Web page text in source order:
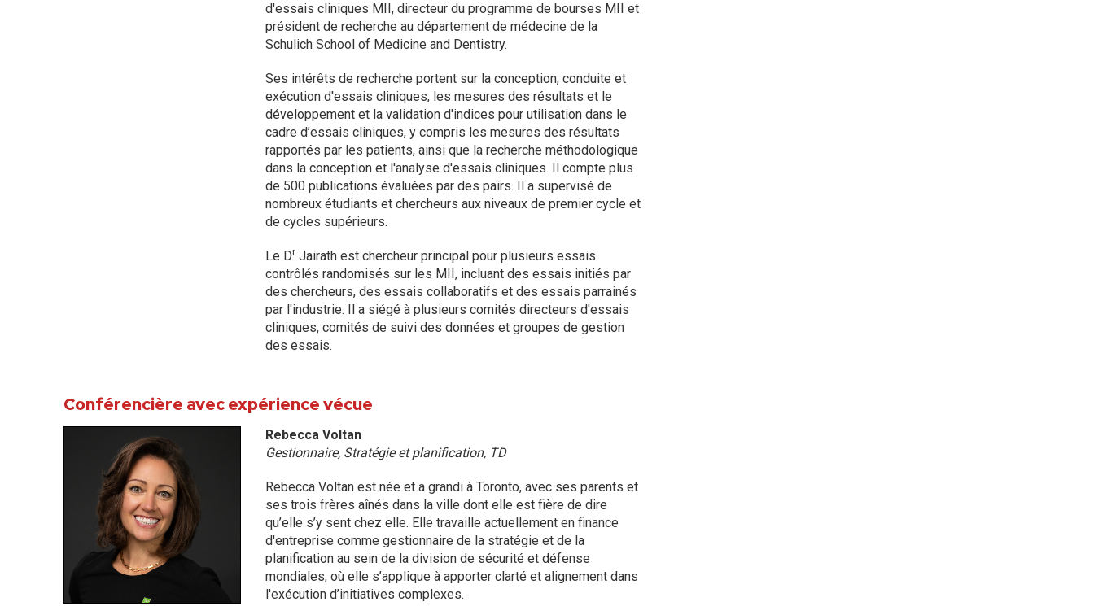
d'essais cliniques MII, directeur du programme de bourses MII et
président de recherche au département de médecine de la
Schulich School of Medicine and Dentistry.
Ses intérêts de recherche portent sur la conception, conduite et
exécution d'essais cliniques, les mesures des résultats et le
développement et la validation d'indices pour utilisation dans le
cadre d’essais cliniques, y compris les mesures des résultats
rapportés par les patients, ainsi que la recherche méthodologique
dans la conception et l'analyse d'essais cliniques. Il compte plus
de 500 publications évaluées par des pairs. Il a supervisé de
nombreux étudiants et chercheurs aux niveaux de premier cycle et
de cycles supérieurs.
Le Dr Jairath est chercheur principal pour plusieurs essais
contrôlés randomisés sur les MII, incluant des essais initiés par
des chercheurs, des essais collaboratifs et des essais parrainés
par l'industrie. Il a siégé à plusieurs comités directeurs d'essais
cliniques, comités de suivi des données et groupes de gestion
des essais.
Conférencière avec expérience vécue
Rebecca Voltan
Gestionnaire, Stratégie et planification, TD
Rebecca Voltan est née et a grandi à Toronto, avec ses parents et
ses trois frères aînés dans la ville dont elle est fière de dire
qu’elle s’y sent chez elle. Elle travaille actuellement en finance
d'entreprise comme gestionnaire de la stratégie et de la
planification au sein de la division de sécurité et défense
mondiales, où elle s’applique à apporter clarté et alignement dans
l'exécution d’initiatives complexes.